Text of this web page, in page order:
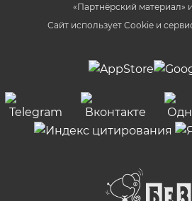
«Партнёрский материал»
Сайт использует Cookie и